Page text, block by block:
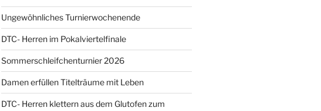
Ungewöhnliches Turnierwochenende
DTC- Herren im Pokalviertelfinale
Sommerschleifchenturnier 2026
Damen erfüllen Titelträume mit Leben
DTC- Herren klettern aus dem Glutofen zum